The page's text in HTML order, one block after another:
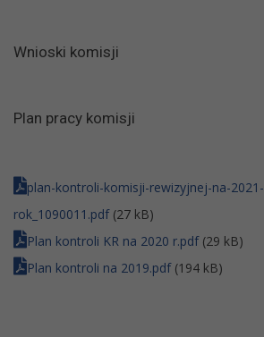
Wnioski komisji
Plan pracy komisji
plan-kontroli-komisji-rewizyjnej-na-2021-
rok_1090011.pdf(27 kB)
Plan kontroli KR na 2020 r.pdf(29 kB)
Plan kontroli na 2019.pdf(194 kB)